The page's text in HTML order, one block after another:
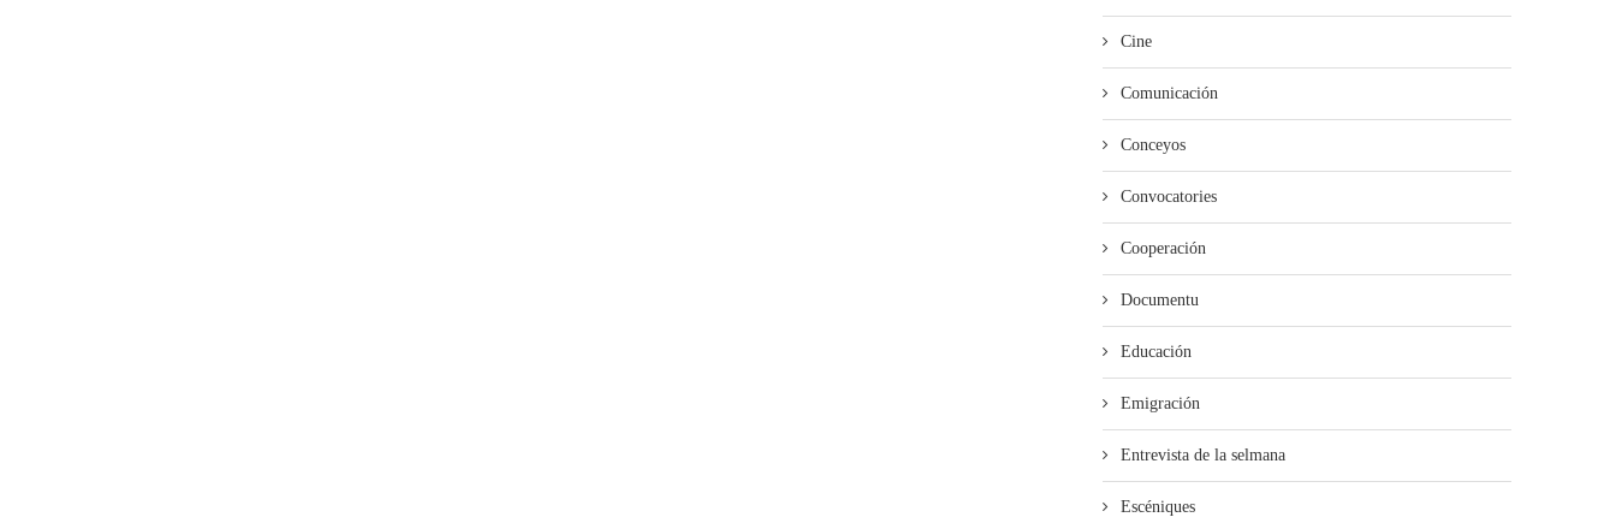
Cine
Comunicación
Conceyos
Convocatories
Cooperación
Documentu
Educación
Emigración
Entrevista de la selmana
Escéniques